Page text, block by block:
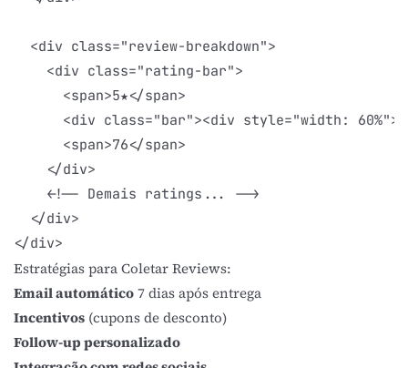
  <div class="review-breakdown">
    <div class="rating-bar">
      <span>5★</span>
<div class="bar"><div style="width:
      <span>76</span>
    </div>
    <!-- Demais ratings... -->
  </div>
Estratégias para Coletar Reviews:
Email automático7 dias após entrega
Incentivos (cupons de desconto)
Follow-up personalizado